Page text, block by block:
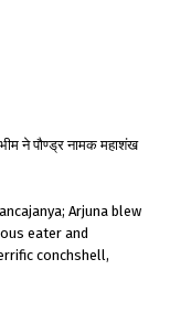
ने पौण्ड्र नामक महाशंख
Arjuna blew
eater and
conchshell,